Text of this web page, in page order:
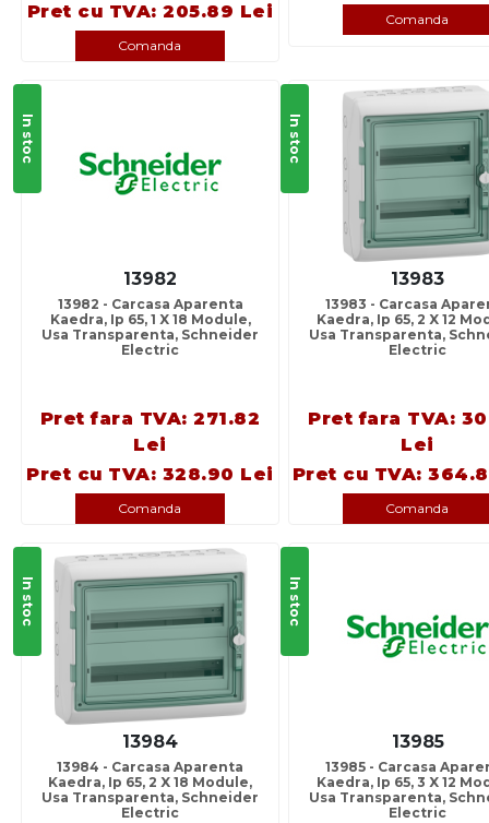
Pret cu TVA: 205.89 Lei
Comanda
Comanda
In stoc
13982
13982 - Carcasa Aparenta
Kaedra, Ip 65, 1 X 18 Module,
Usa Transparenta, Schneider
Electric
Pret fara TVA: 271.82
Lei
Pret cu TVA: 328.90 Lei
Comanda
In stoc
13983
13983 - Carcasa
Kaedra, Ip 65, 2 X 12
Usa Transparenta,
Electric
Pret fara TVA:
Lei
Pret cu TVA:
Comanda
In stoc
13984
13984 - Carcasa Aparenta
Kaedra, Ip 65, 2 X 18 Module,
Usa Transparenta, Schneider
Electric
In stoc
13985
13985 - Carcasa
Kaedra, Ip 65, 3 X 12
Usa Transparenta,
Electric